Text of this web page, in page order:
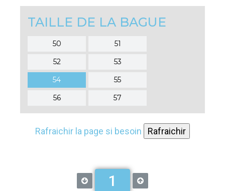
TAILLE DE LA BAGUE
50
51
52
53
54
55
56
57
Rafraichir la page si besoin Rafraichir